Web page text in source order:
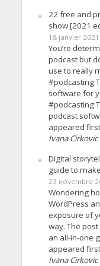
22 free and
show [2021
18 janvier 2021
You’re
podcast but
use to really
#podcasting
software for
#podcasting
podcast
appeared
Ivana Cirkovic
Digital
guide to
23 novembre
Wondering
WordPress
exposure of
way. The
an all-in-one
appeared
Ivana Cirkovic